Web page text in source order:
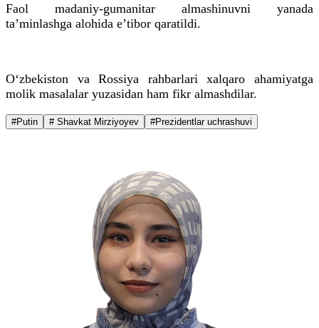
Faol madaniy-gumanitar almashinuvni yanada
ta’minlashga alohida e’tibor qaratildi.
O‘zbekiston va Rossiya rahbarlari xalqaro ahamiyatga
molik masalalar yuzasidan ham fikr almashdilar.
#Putin # Shavkat Mirziyoyev #Prezidentlar uchrashuvi